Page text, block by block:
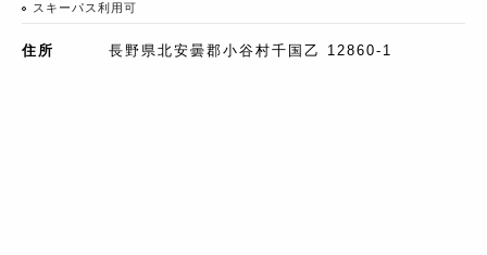
スキーパス利用可
住所 長野県北安曇郡小谷村千国乙 12860-1